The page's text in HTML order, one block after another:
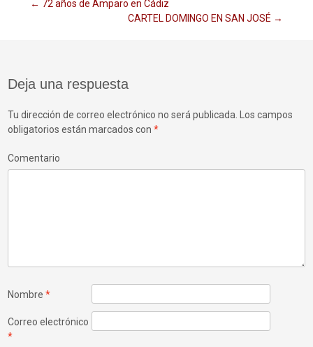
Navegación
entradas
← 72 años de Amparo en Cádiz
CARTEL DOMINGO EN SAN JOSÉ →
Deja una respuesta
Tu dirección de correo electrónico no será publicada. Los campos
obligatorios están marcados con*
Comentario
Nombre*
Correo electrónico
*